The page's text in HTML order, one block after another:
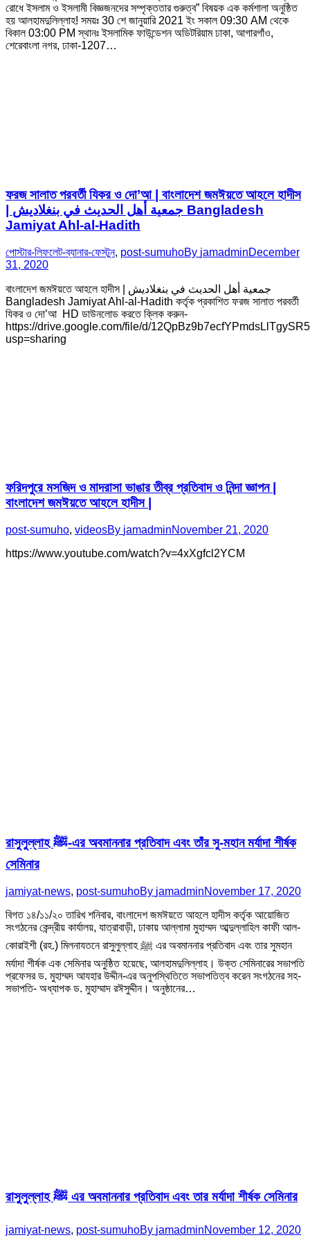
রোধে ইসলাম ও ইসলামী বিজ্ঞজনদের সম্পৃক্ততার গুরুত্ব” বিষয়ক এক কর্মশালা অনুষ্ঠিত
হয় আলহামদুলিল্লাহ! সময়ঃ 30 শে জানুয়ারি 2021 ইং সকাল 09:30 AM থেকে
বিকাল 03:00 PM স্থানঃ ইসলামিক ফাউন্ডেশন অডিটরিয়াম ঢাকা, আগারগাঁও,
শেরেবাংলা নগর, ঢাকা-1207…
ফরজ সালাত পরবর্তী যিকর ও দো’আ | বাংলাদেশ জমঈয়তে আহলে হাদীস
Jamiyat Ahl-al-Hadith
পোস্টার-লিফলেট-ব্যানার-ফেস্টুন, post-sumuhoBy jamadminDecember
31, 2020
বাংলাদেশ জমঈয়তে আহলে হাদীস | جمعية أهل الحديث في بنغلاديش
Bangladesh Jamiyat Ahl-al-Hadith কর্তৃক প্রকাশিত ফরজ সালাত পরবর্তী
যিকর ও দো’আ HD ডাউনলোড করতে ক্লিক করুন-
https://drive.google.com/file/d/
usp=sharing
ফরিদপুরে মসজিদ ও মাদরাসা ভাঙার তীব্র প্রতিবাদ ও নিন্দা জ্ঞাপন |
বাংলাদেশ জমঈয়তে আহলে হাদীস |
post-sumuho, videosBy jamadminNovember 21, 2020
https://www.youtube.com/watch?v=4xXgfcl2YCM
রাসুলুল্লাহ ﷺ-এর অবমাননার প্রতিবাদ এবং তাঁর সু-মহান মর্যাদা শীর্ষক
সেমিনার
jamiyat-news, post-sumuhoBy jamadminNovember 17, 2020
বিগত ১৪/১১/২০ তারিখ শনিবার, বাংলাদেশ জমঈয়তে আহলে হাদীস কর্তৃক আয়োজিত
সংগঠনের কেন্দ্রীয় কার্যালয়, যাত্রাবাড়ী, ঢাকায় আল্লামা মুহাম্মদ আব্দুল্লাহিল কাফী আল-
কোরাইশী (রহ.) মিলনাযতনে রাসুলুল্লাহ ﷺ এর অবমাননার প্রতিবাদ এবং তার সুমহান
মর্যাদা শীর্ষক এক সেমিনার অনুষ্ঠিত হয়েছে, আলহামদুলিল্লাহ। উক্ত সেমিনারের সভাপতি
প্রফেসর ড. মুহাম্মদ আযহার উদ্দীন-এর অনুপস্থিতিতে সভাপতিত্ব করেন সংগঠনের সহ-
সভাপতি- অধ্যাপক ড. মুহাম্মাদ রঈসুদ্দীন। অনুষ্ঠানের…
রাসুলুল্লাহ ﷺ এর অবমাননার প্রতিবাদ এবং তার মর্যাদা শীর্ষক সেমিনার
jamiyat-news, post-sumuhoBy jamadminNovember 12, 2020